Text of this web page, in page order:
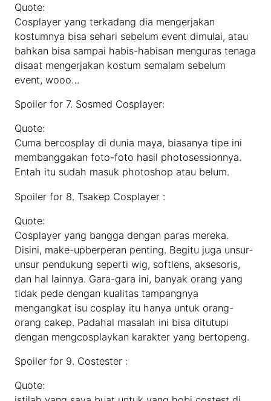
Quote:
Cosplayer yang terkadang dia mengerjakan
kostumnya bisa sehari sebelum event dimulai, atau
bahkan bisa sampai habis-habisan menguras tenaga
disaat mengerjakan kostum semalam sebelum
event, wooo…
Spoiler for 7. Sosmed Cosplayer:
Quote:
Cuma bercosplay di dunia maya, biasanya tipe ini
membanggakan foto-foto hasil photosessionnya.
Entah itu sudah masuk photoshop atau belum.
Spoiler for 8. Tsakep Cosplayer :
Quote:
Cosplayer yang bangga dengan paras mereka.
Disini, make-upberperan penting. Begitu juga unsur-
unsur pendukung seperti wig, softlens, aksesoris,
dan hal lainnya. Gara-gara ini, banyak orang yang
tidak pede dengan kualitas tampangnya
mengangkat isu cosplay itu hanya untuk orang-
orang cakep. Padahal masalah ini bisa ditutupi
dengan mengcosplaykan karakter yang bertopeng.
Spoiler for 9. Costester :
Quote: